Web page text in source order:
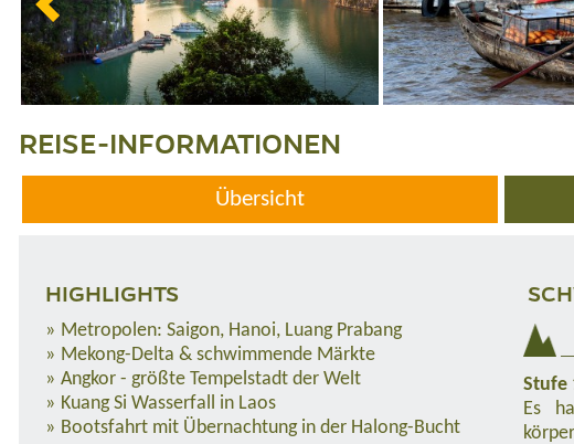
REISE-INFORMATIONEN
Übersicht
HIGHLIGHTS
Metropolen: Saigon, Hanoi, Luang Prabang
Mekong-Delta & schwimmende Märkte
Angkor - größte Tempelstadt der Welt
Kuang Si Wasserfall in Laos
Bootsfahrt mit Übernachtung in der Halong-Bucht
Stufe
Es